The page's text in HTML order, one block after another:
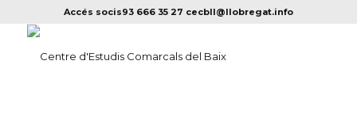
Accés socis93 666 35 27 cecbll@llobregat.info